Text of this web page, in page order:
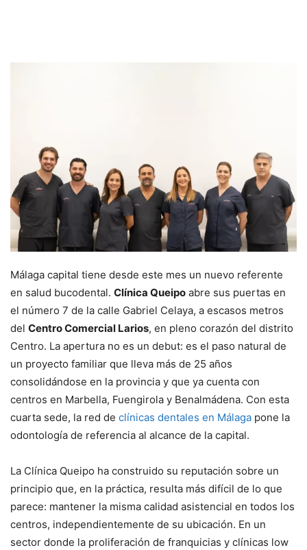
Málaga capital tiene desde este mes un nuevo referente
en salud bucodental. Clínica Queipo abre sus puertas en
el número 7 de la calle Gabriel Celaya, a escasos metros
del Centro Comercial Larios, en pleno corazón del distrito
Centro. La apertura no es un debut: es el paso natural de
un proyecto familiar que lleva más de 25 años
consolidándose en la provincia y que ya cuenta con
centros en Marbella, Fuengirola y Benalmádena. Con esta
cuarta sede, la red de clínicas dentales en Málaga pone la
odontología de referencia al alcance de la capital.
La Clínica Queipo ha construido su reputación sobre un
principio que, en la práctica, resulta más difícil de lo que
parece: mantener la misma calidad asistencial en todos los
centros, independientemente de su ubicación. En un
sector donde la proliferación de franquicias y clínicas low